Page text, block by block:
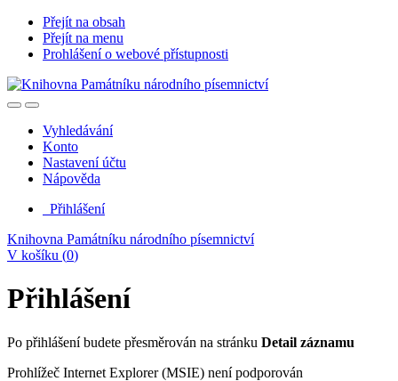
Přejít na obsah
Přejít na menu
Prohlášení o webové přístupnosti
Vyhledávání
Konto
Nastavení účtu
Nápověda
Přihlášení
Knihovna Památníku národního písemnictví
V košíku (0)
Přihlášení
Po přihlášení budete přesměrován na stránku Detail záznamu
Prohlížeč Internet Explorer (MSIE) není podporován